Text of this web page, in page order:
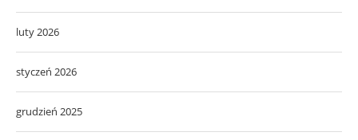
luty 2026
styczeń 2026
grudzień 2025